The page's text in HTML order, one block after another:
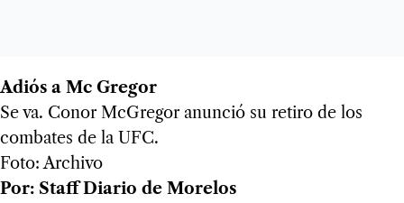
Adiós a Mc Gregor
Se va. Conor McGregor anunció su retiro de los
combates de la UFC.
Foto: Archivo
Por: Staff Diario de Morelos